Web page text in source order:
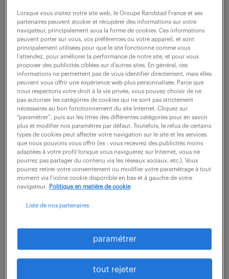
17 juillet 2026
Marignane (13)
CDI
38 000 - 42 000 € / an
Vous êtes chargé(e) d'assurer le maintien en
conditions opérationnelles et l'assurance qualité des
outils internes. Vos missions sont les suivantes : -
Support N1 à N3 : prise en charge,...
voir l'offre
technicien help desk (f/h)
7 juillet 2026
Venelles (13) intérim
9 mois
24 000 - 25 000 € / an
Lorsque vous visitez notre site web, le Groupe Randstad France et ses
partenaires peuvent stocker et récupérer des informations sur votre
navigateur, principalement sous la forme de cookies. Ces informations
peuvent porter sur vous, vos préférences ou votre appareil, et sont
principalement utilisées pour que le site fonctionne comme vous
l’attendez, pour améliorer la performance de notre site, et pour vous
proposer des publicités ciblées sur d’autres sites. En général, ces
informations ne permettent pas de vous identifier directement, mais elles
peuvent vous offrir une expérience web plus personnalisée. Parce que
nous respectons votre droit à la vie privée, vous pouvez choisir de ne
pas autoriser les catégories de cookies qui ne sont pas strictement
nécessaires au bon fonctionnement du site Internet. Cliquez sur
“paramétrer”, puis sur les titres des différentes catégories pour en savoir
plus et modifier nos paramètres par défaut. Toutefois, le refus de certains
types de cookies peut affecter votre navigation sur le site et les services
que nous pouvons vous offrir (ex : vous recevrez des publicités moins
adaptées à votre profil lorsque vous naviguerez sur Internet, vous ne
pourrez pas partager du contenu via les réseaux sociaux, etc.). Vous
pourrez retirer votre consentement ou modifier votre paramétrage à tout
moment via l’icône cookie disponible en bas et à gauche de votre
navigateur.
Politique en matière de cookie
Liste de nos partenaires
paramétrer
tout rejeter